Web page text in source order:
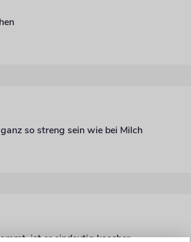
so streng sein wie bei Milch
ist er eindeutig koscher